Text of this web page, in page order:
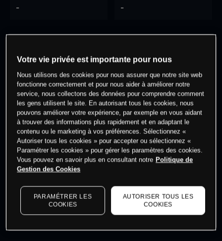
- -
cet actif
Commencez à trader
Les prix sont indicatifs.Connectez-vous pour voir les
dernières données du marché.
Votre vie privée est importante pour nous
Nous utilisons des cookies pour nous assurer que notre site web
fonctionne correctement et pour nous aider à améliorer notre
service, nous collectons des données pour comprendre comment
les gens utilisent le site. En autorisant tous les cookies, nous
pouvons améliorer votre expérience, par exemple en vous aidant
à trouver des informations plus rapidement et en adaptant le
contenu ou le marketing à vos préférences. Sélectionnez «
Autoriser tous les cookies » pour accepter ou sélectionnez «
Paramétrer les cookies » pour gérer les paramètres des cookies.
Vous pouvez en savoir plus en consultant notre Politique de
Gestion des Cookies
PARAMÉTRER LES
COOKIES
AUTORISER TOUS LES
COOKIES